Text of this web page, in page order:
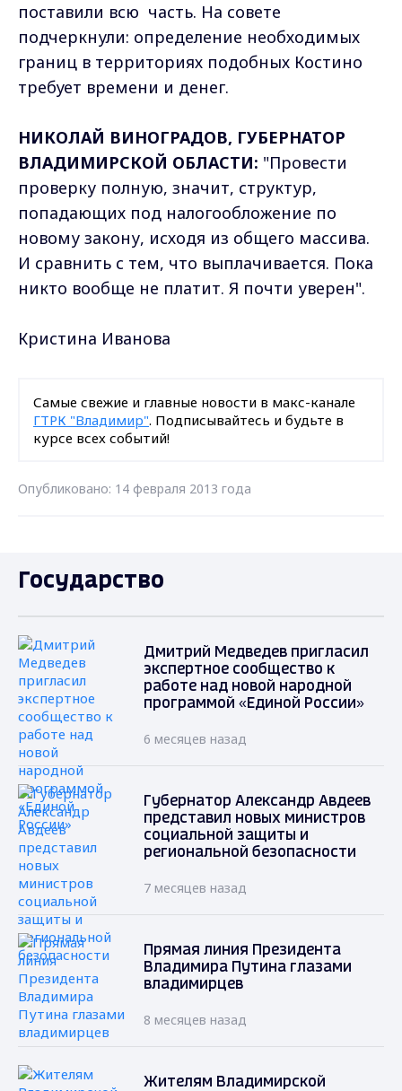
поставили всю часть. На совете
подчеркнули: определение необходимых
границ в территориях подобных Костино
требует времени и денег.
НИКОЛАЙ ВИНОГРАДОВ, ГУБЕРНАТОР
ВЛАДИМИРСКОЙ ОБЛАСТИ: "Провести
проверку полную, значит, структур,
попадающих под налогообложение по
новому закону, исходя из общего массива.
И сравнить с тем, что выплачивается. Пока
никто вообще не платит. Я почти уверен".
Кристина Иванова
Самые свежие и главные новости в макс-канале
ГТРК "Владимир". Подписывайтесь и будьте в
курсе всех событий!
Опубликовано: 14 февраля 2013 года
Государство
Дмитрий Медведев пригласил
экспертное сообщество к
работе над новой народной
программой «Единой России»
6 месяцев назад
Губернатор Александр Авдеев
представил новых министров
социальной защиты и
региональной безопасности
7 месяцев назад
Прямая линия Президента
Владимира Путина глазами
владимирцев
8 месяцев назад
Жителям Владимирской